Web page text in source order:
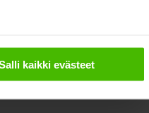
kaikki evästeet